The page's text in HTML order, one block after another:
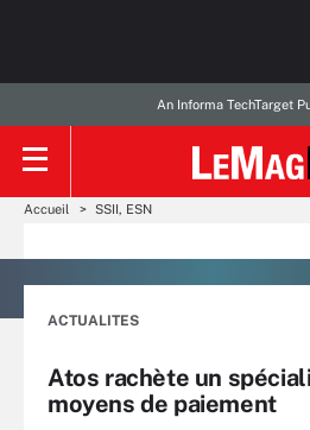
An Informa TechTarget
Accueil SSII, ESN
ACTUALITES
Atos rachète un
moyens de paiement